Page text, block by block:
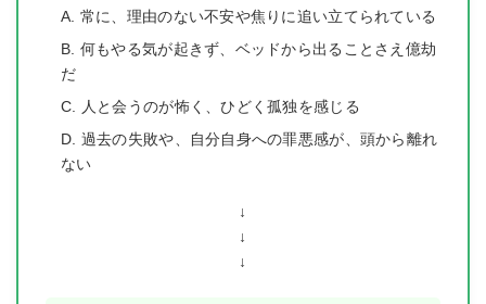
A. 常に、理由のない不安や焦りに追い立てられている
B. 何もやる気が起きず、ベッドから出ることさえ億劫
だ
C. 人と会うのが怖く、ひどく孤独を感じる
D. 過去の失敗や、自分自身への罪悪感が、頭から離れ
ない
↓
↓
↓